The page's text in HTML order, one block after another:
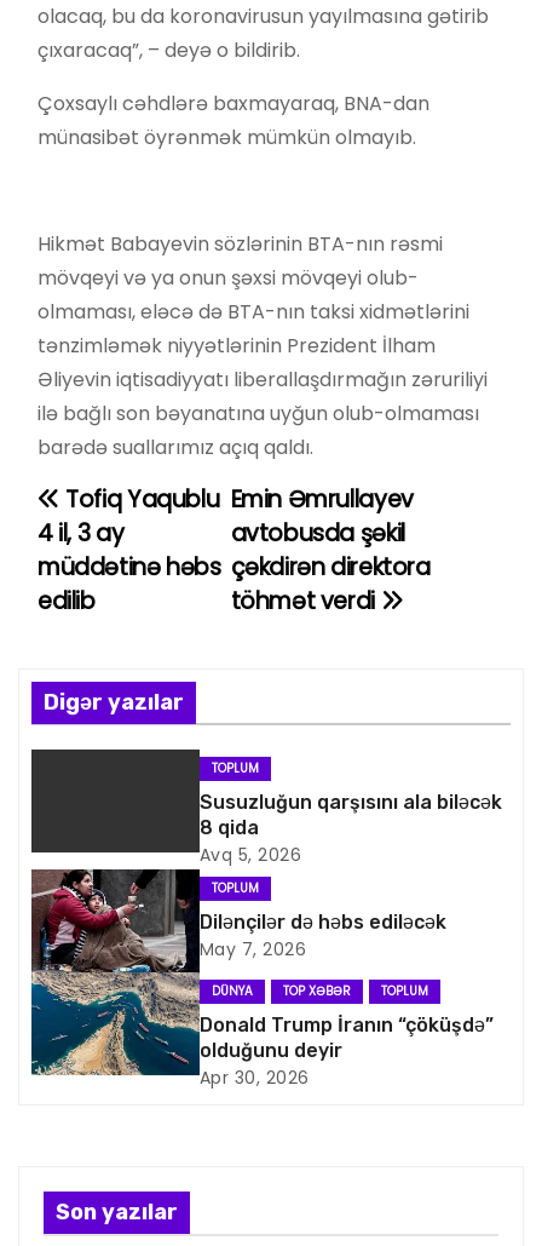
olacaq, bu da koronavirusun yayılmasına gətirib
çıxaracaq”, – deyə o bildirib.
Çoxsaylı cəhdlərə baxmayaraq, BNA-dan
münasibət öyrənmək mümkün olmayıb.
Hikmət Babayevin sözlərinin BTA-nın rəsmi
mövqeyi və ya onun şəxsi mövqeyi olub-
olmaması, eləcə də BTA-nın taksi xidmətlərini
tənzimləmək niyyətlərinin Prezident İlham
Əliyevin iqtisadiyyatı liberallaşdırmağın zəruriliyi
ilə bağlı son bəyanatına uyğun olub-olmaması
barədə suallarımız açıq qaldı.
Y
a
z
n
a
i
q
a
s
i
s
Emin Əmrullayev
avtobusda şəkil
çəkdirən direktora
töhmət verdi
Tofiq Yaqublu
4 il, 3 ay
müddətinə həbs
edilib
Digər yazılar
TOPLUM
Susuzluğun qarşısını ala biləcək
8 qida
Avq 5, 2026
TOPLUM
Dilənçilər də həbs ediləcək
May 7, 2026
DÜNYA TOP XƏBƏR TOPLUM
Donald Trump İranın “çöküşdə”
olduğunu deyir
Apr 30, 2026
Son yazılar